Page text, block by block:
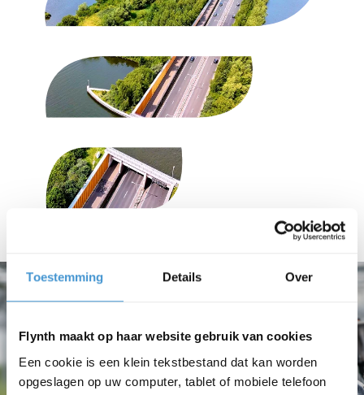
Toestemming Details Over
Flynth maakt op haar website gebruik van cookies
Een cookie is een klein tekstbestand dat kan worden
opgeslagen op uw computer, tablet of mobiele telefoon